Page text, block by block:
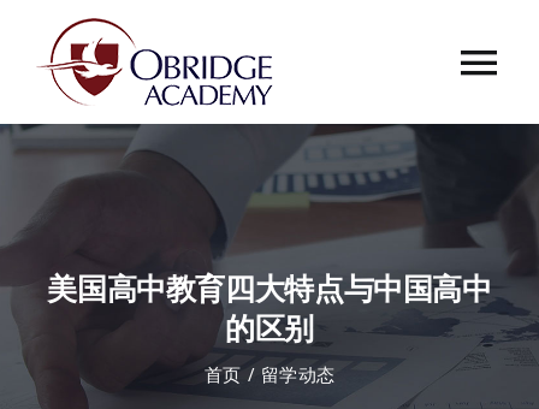
首页
课程中心
美国高中教育四大特点与中国高中
的区别
首页 留学动态